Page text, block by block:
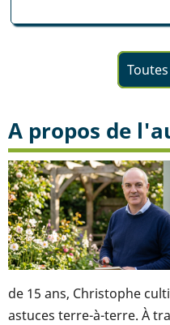
A propos de
de 15 ans, Christophe
astuces terre-à-terre. À